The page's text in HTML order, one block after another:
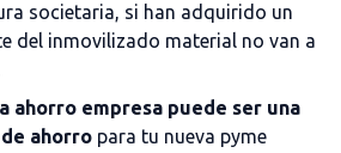
societaria, si han adquirido un
del inmovilizado material no van a
ahorro empresa puede ser una
ahorro para tu nueva pyme